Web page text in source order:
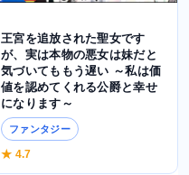
王宮を追放された聖女です
が、実は本物の悪女は妹だと
気づいてももう遅い ～私は価
値を認めてくれる公爵と幸せ
になります～
ファンタジー
★ 4.7